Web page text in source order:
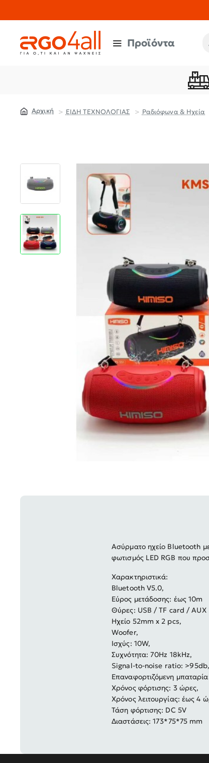
Προϊόντα
ΕΙΔΗ ΤΕΧΝΟΛΟΓΙΑΣ Ραδιόφωνα & Ηχεία
Ασύρματο ηχείο Bluetooth
φωτισμός LED RGB που
Χαρακτηριστικά:
Bluetooth V5.0,
Εύρος μετάδοσης: έως 10m
Θύρες: USB / TF card / AUX
Ηχείο 52mm x 2 pcs,
Woofer,
Ισχύς: 10W,
Συχνότητα: 70Hz 18kHz,
Signal-to-noise ratio: >95db,
Επαναφορτιζόμενη
Χρόνος φόρτισης: 3 ώρες,
Χρόνος λειτουργίας: έως 4
Τάση φόρτισης: DC 5V
Διαστάσεις: 173*75*75 mm